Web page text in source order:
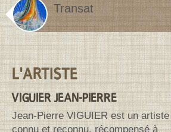
Transat
Contenu de la barre latérale
L'ARTISTE
VIGUIER JEAN-PIERRE
Jean-Pierre VIGUIER est un artiste
connu et reconnu, récompensé à